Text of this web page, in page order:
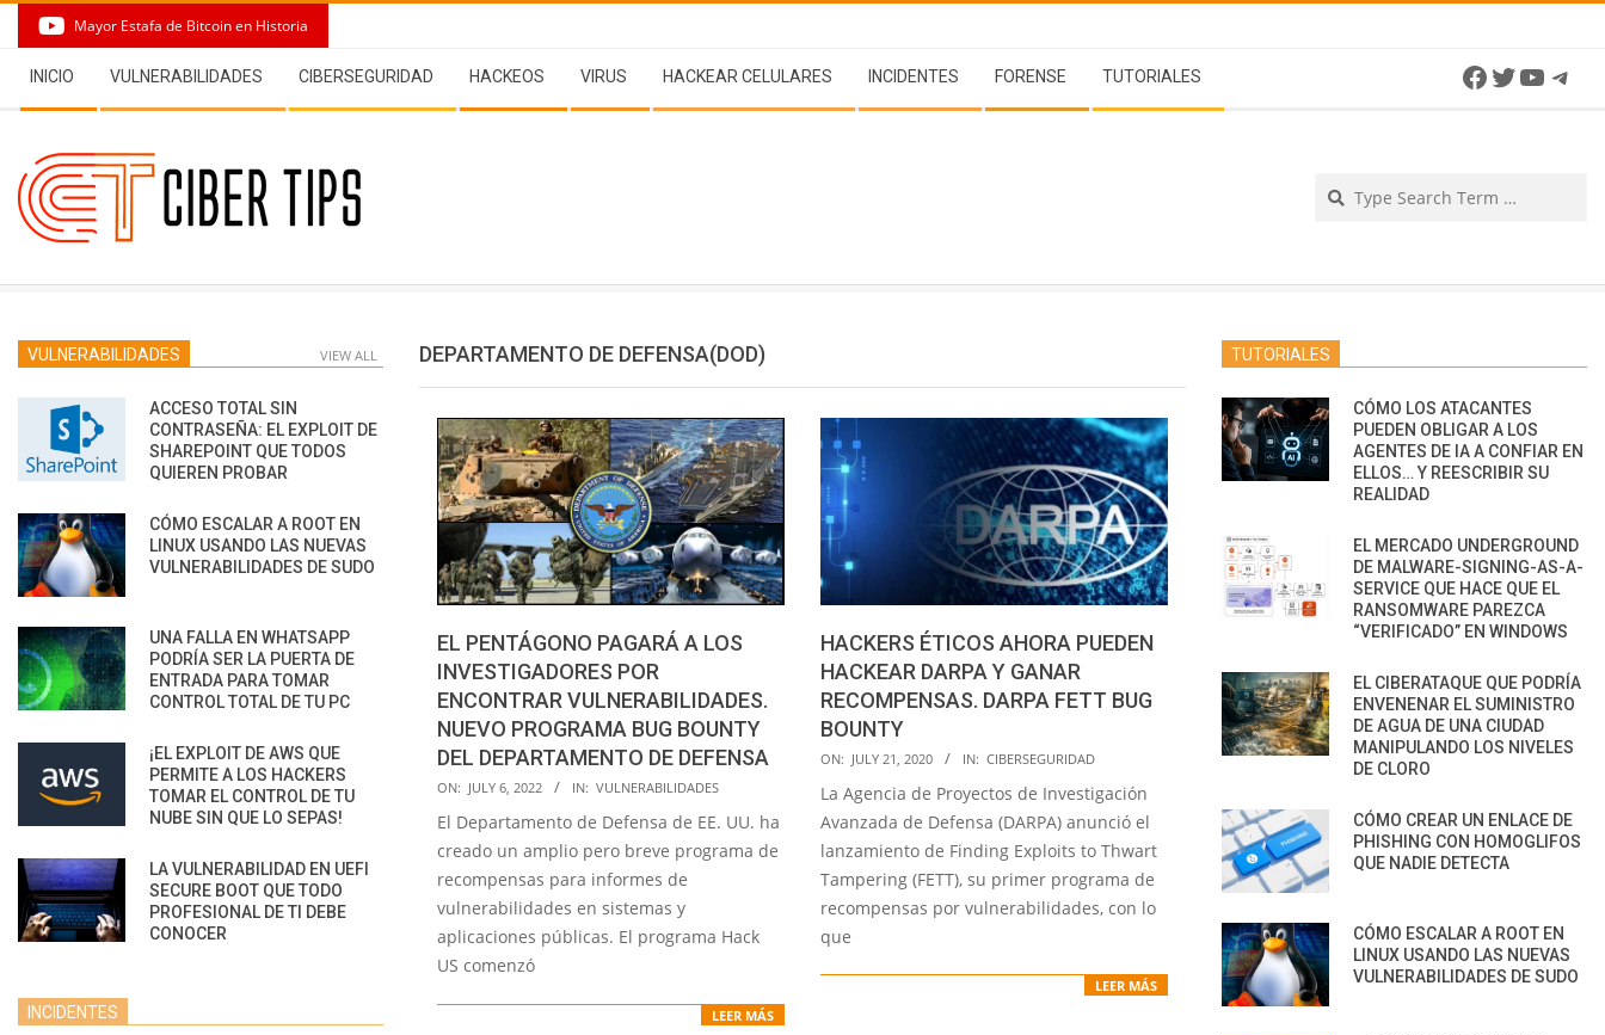
content
Mayor Estafa de Bitcoin en Historia
Navigation
Menu
INICIO VULNERABILIDADES CIBERSEGURIDAD HACKEOS VIRUS HACKEAR CELULARES INCIDENTES FORENSE TUTORIALES Facebook
Twitter
DEPARTAMENTO DE DEFENSA(DOD)
EL PENTÁGONO PAGARÁ A LOS
INVESTIGADORES POR
ENCONTRAR VULNERABILIDADES.
NUEVO PROGRAMA BUG BOUNTY
DEL DEPARTAMENTO DE DEFENSA
2022-
07-
06
ON: JULY 6, 2022 IN: VULNERABILIDADES
El Departamento de Defensa de EE. UU. ha
creado un amplio pero breve programa de
recompensas para informes de
vulnerabilidades en sistemas y
aplicaciones públicas. El programa Hack
US comenzó
LEER MÁS
HACKERS ÉTICOS AHORA PUEDEN
HACKEAR DARPA Y GANAR
RECOMPENSAS. DARPA FETT BUG
BOUNTY
2020-
07-
21
ON: JULY 21, 2020 IN: CIBERSEGURIDAD
La Agencia de Proyectos de Investigación
Avanzada de Defensa (DARPA) anunció el
lanzamiento de Finding Exploits to Thwart
Tampering (FETT), su primer programa de
recompensas por vulnerabilidades, con lo
que
LEER MÁS
VULNERABILIDADES VIEW ALL
ACCESO TOTAL SIN
CONTRASEÑA: EL EXPLOIT DE
SHAREPOINT QUE TODOS
QUIEREN PROBAR
CÓMO ESCALAR A ROOT EN
LINUX USANDO LAS NUEVAS
VULNERABILIDADES DE SUDO
UNA FALLA EN WHATSAPP
PODRÍA SER LA PUERTA DE
ENTRADA PARA TOMAR
CONTROL TOTAL DE TU PC
¡EL EXPLOIT DE AWS QUE
PERMITE A LOS HACKERS
TOMAR EL CONTROL DE TU
NUBE SIN QUE LO SEPAS!
LA VULNERABILIDAD EN UEFI
SECURE BOOT QUE TODO
PROFESIONAL DE TI DEBE
CONOCER
INCIDENTES
TUTORIALES
CÓMO LOS ATACANTES
PUEDEN OBLIGAR A LOS
AGENTES DE IA A CONFIAR EN
ELLOS… Y REESCRIBIR SU
REALIDAD
EL MERCADO UNDERGROUND
DE MALWARE-SIGNING-AS-A-
SERVICE QUE HACE QUE EL
RANSOMWARE PAREZCA
“VERIFICADO” EN WINDOWS
EL CIBERATAQUE QUE PODRÍA
ENVENENAR EL SUMINISTRO
DE AGUA DE UNA CIUDAD
MANIPULANDO LOS NIVELES
DE CLORO
CÓMO CREAR UN ENLACE DE
PHISHING CON HOMOGLIFOS
QUE NADIE DETECTA
CÓMO ESCALAR A ROOT EN
LINUX USANDO LAS NUEVAS
VULNERABILIDADES DE SUDO